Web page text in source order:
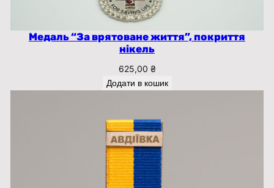
Медаль “За врятоване життя”, покриття
нікель
625,00 ₴
Додати в кошик